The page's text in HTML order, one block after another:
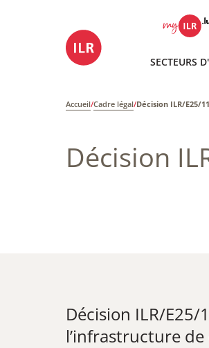
SECTEURS
Accueil/Cadre légal/Décision ILR/E25/
Décision
Décision ILR/
l’infrastructure